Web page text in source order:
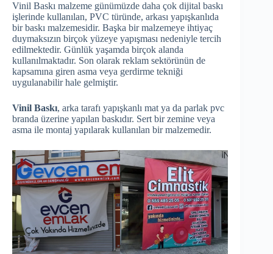
Vinil Baskı malzeme günümüzde daha çok dijital baskı
işlerinde kullanılan, PVC türünde, arkası yapışkanlıda
bir baskı malzemesidir. Başka bir malzemeye ihtiyaç
duymaksızın birçok yüzeye yapışması nedeniyle tercih
edilmektedir. Günlük yaşamda birçok alanda
kullanılmaktadır. Son olarak reklam sektörünün de
kapsamına giren asma veya gerdirme tekniği
uygulanabilir hale gelmiştir.
Vinil Baskı, arka tarafı yapışkanlı mat ya da parlak pvc
branda üzerine yapılan baskıdır. Sert bir zemine veya
asma ile montaj yapılarak kullanılan bir malzemedir.